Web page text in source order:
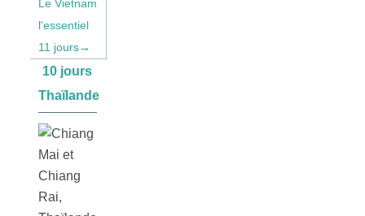
Le Vietnam
l'essentiel
11 jours→
10 jours
Thaïlande